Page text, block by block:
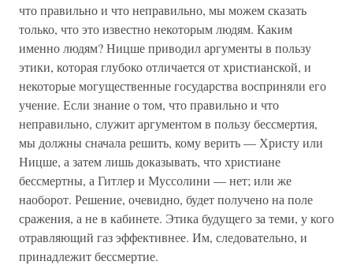
что правильно и что неправильно, мы можем сказать
только, что это известно некоторым людям. Каким
именно людям? Ницше приводил аргументы в пользу
этики, которая глубоко отличается от христианской, и
некоторые могущественные государства восприняли его
учение. Если знание о том, что правильно и что
неправильно, служит аргументом в пользу бессмертия,
мы должны сначала решить, кому верить — Христу или
Ницше, а затем лишь доказывать, что христиане
бессмертны, а Гитлер и Муссолини — нет; или же
наоборот. Решение, очевидно, будет получено на поле
сражения, а не в кабинете. Этика будущего за теми, у кого
отравляющий газ эффективнее. Им, следовательно, и
принадлежит бессмертие.